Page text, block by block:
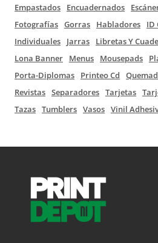
Empastados
Encuadernados
Fotografías Gorras Habladores ID
Individuales
Jarras Libretas Y
Lona Banner
Menus Mousepads
Porta-Diplomas
Printeo Cd
Revistas Separadores Tarjetas
Tazas Tumblers Vasos Vinil